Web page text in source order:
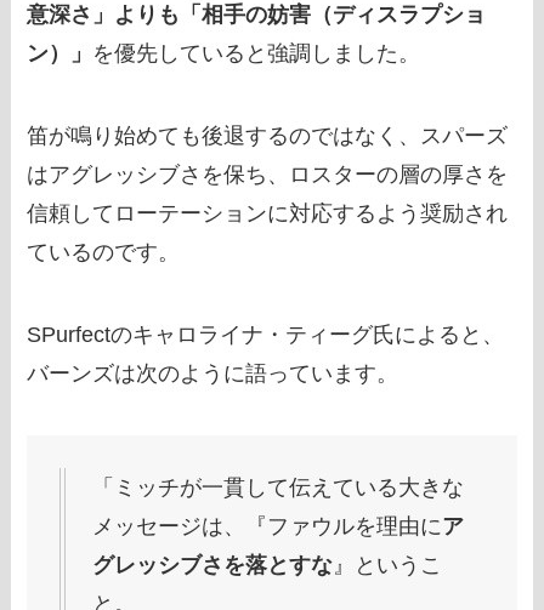
意深さ」よりも「相手の妨害（ディスラプショ
ン）」 を優先していると強調しました。
笛が鳴り始めても後退するのではなく、スパーズ
はアグレッシブさを保ち、ロスターの層の厚さを
信頼してローテーションに対応するよう奨励され
ているのです。
SPurfectのキャロライナ・ティーグ氏によると、
バーンズは次のように語っています。
「ミッチが一貫して伝えている大きな
メッセージは、『ファウルを理由にア
グレッシブさを落とすな』というこ
と。